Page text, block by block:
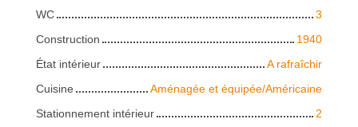
WC
3
Construction
1940
État intérieur
A rafraîchir
Cuisine
Aménagée et équipée/Américaine
Stationnement intérieur
2